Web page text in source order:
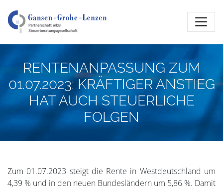
RENTENANPASSUNG ZUM
01.07.2023: KRÄFTIGER ANSTIEG
HAT AUCH STEUERLICHE
FOLGEN
Zum 01.07.2023 steigt die Rente in Westdeutschland um
4,39 % und in den neuen Bundesländern um 5,86 %. Damit